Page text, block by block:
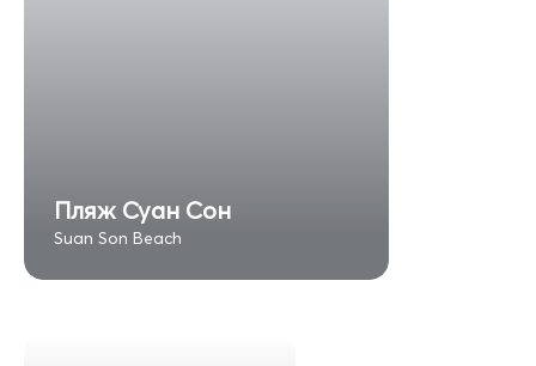
Пляж Суан Сон
Suan Son Beach